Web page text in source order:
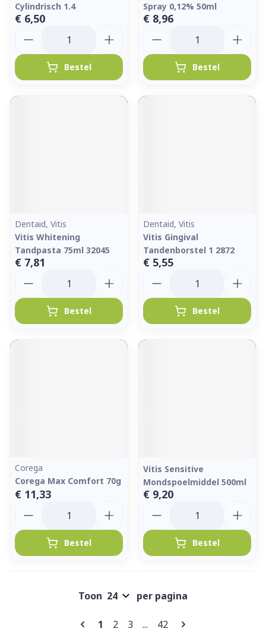
Cylindrisch 1.4
€ 6,50
Bestel
Spray 0,12% 50ml
€ 8,96
Bestel
Dentaid, Vitis
Vitis Whitening
Tandpasta 75ml 32045
€ 7,81
Bestel
Dentaid, Vitis
Vitis Gingival
Tandenborstel 1 2872
€ 5,55
Bestel
Corega
Corega Max Comfort 70g
€ 11,33
Bestel
Vitis Sensitive
Mondspoelmiddel 500ml
€ 9,20
Bestel
Pagina's
U lees momenteel pagina
1 Pagina
2 Pagina
3 ... Pagina
42
Toon per pagina